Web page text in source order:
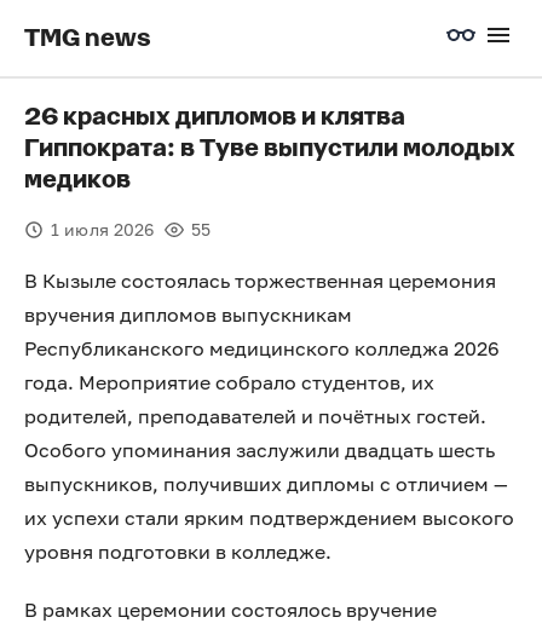
TMG news
26 красных дипломов и клятва
Гиппократа: в Туве выпустили молодых
медиков
1 июля 2026 55
В Кызыле состоялась торжественная церемония
вручения дипломов выпускникам
Республиканского медицинского колледжа 2026
года. Мероприятие собрало студентов, их
родителей, преподавателей и почётных гостей.
Особого упоминания заслужили двадцать шесть
выпускников, получивших дипломы с отличием —
их успехи стали ярким подтверждением высокого
уровня подготовки в колледже.
В рамках церемонии состоялось вручение